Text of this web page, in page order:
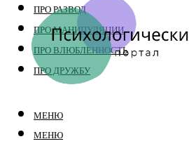
ПРО РАЗВОД
ПРО МАНИПУЛЯЦИИ
ПРО ВЛЮБЛЕННОСТЬ
ПРО ДРУЖБУ
МЕНЮ
МЕНЮ